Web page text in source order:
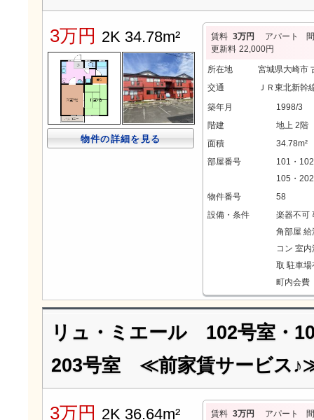
3万円 2K 34.78m²
物件の詳細を見る
賃料 3万円 アパート
更新料 22,000円
所在地
宮城県大崎市
交通
ＪＲ東北新幹
築年月
1998/3
階建
地上 2階
面積
34.78m²
部屋番号
101・
105・
物件番号
58
設備・条件
楽器不可
角部屋 給
コン 室内
取 駐車場
町内会
リュ・ミエール 102号室・
203号室 ≪前家賃サービス
3万円 2K 36.64m² 賃料 3万円 アパート